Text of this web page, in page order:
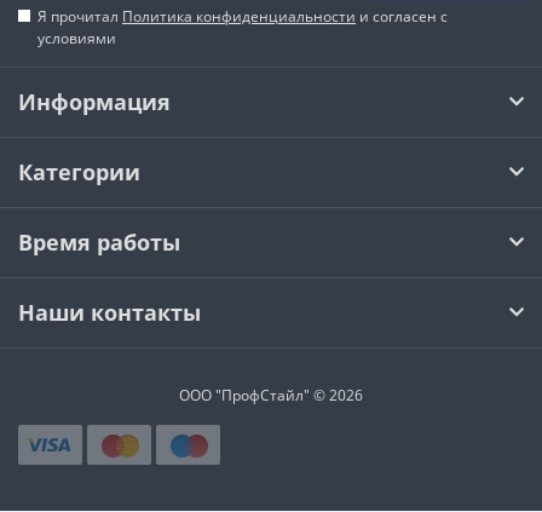
Я прочитал Политика конфиденциальности и согласен с
условиями
Информация
Категории
Время работы
Наши контакты
ООО "ПрофСтайл" © 2026